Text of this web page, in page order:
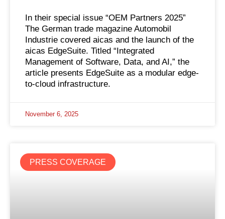
In their special issue “OEM Partners 2025”
The German trade magazine Automobil
Industrie covered aicas and the launch of the
aicas EdgeSuite. Titled “Integrated
Management of Software, Data, and AI,” the
article presents EdgeSuite as a modular edge-
to-cloud infrastructure.
November 6, 2025
PRESS COVERAGE